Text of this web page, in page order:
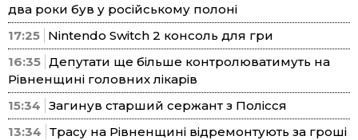
два роки був у російському полоні
17:25 Nintendo Switch 2 консоль для гри
16:35 Депутати ще більше контролюватимуть на
Рівненщині головних лікарів
15:34 Загинув старший сержант з Полісся
13:34 Трасу на Рівненщині відремонтують за гроші